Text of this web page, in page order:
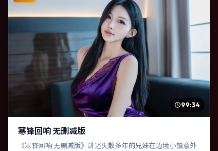
99:34
寒锋回响 无删减版
《寒锋回响 无删减版》讲述失散多年的兄妹在边境小镇意外